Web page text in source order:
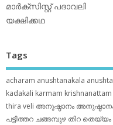
മാര്‍ക്‌സിസ്റ്റ് പദാവലി
യക്ഷിക്കഥ
Tags
acharam anushtanakala
kadakali karmam krishnanattam
thira veli അനുഷ്ഠാനം
പട്ടിത്തറ ചങ്ങമ്പുഴ തിറ തെയ്യം